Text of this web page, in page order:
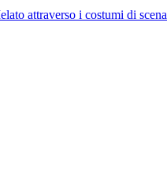
attraverso i costumi di scena